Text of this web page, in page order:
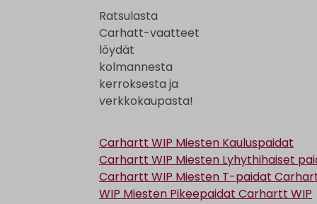
Ratsulasta
Carhatt-vaatteet
löydät
kolmannesta
kerroksesta ja
verkkokaupasta!
Carhartt WIP Miesten Kauluspaidat
Carhartt WIP Miesten Lyhythihaiset
Carhartt WIP Miesten T-paidat
WIP Miesten Pikeepaidat Carhartt WIP